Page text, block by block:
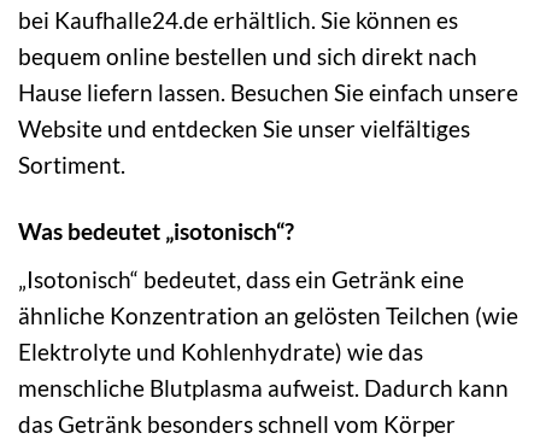
bei Kaufhalle24.de erhältlich. Sie können es
bequem online bestellen und sich direkt nach
Hause liefern lassen. Besuchen Sie einfach unsere
Website und entdecken Sie unser vielfältiges
Sortiment.
Was bedeutet „isotonisch“?
„Isotonisch“ bedeutet, dass ein Getränk eine
ähnliche Konzentration an gelösten Teilchen (wie
Elektrolyte und Kohlenhydrate) wie das
menschliche Blutplasma aufweist. Dadurch kann
das Getränk besonders schnell vom Körper